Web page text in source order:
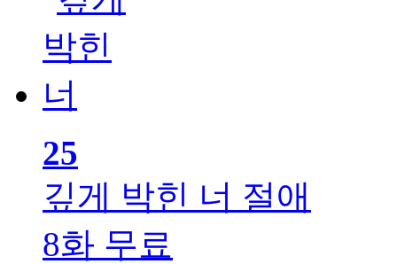
25
깊게 박힌 너 절애
8화 무료